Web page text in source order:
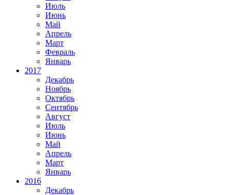
Июль
Июнь
Май
Апрель
Март
Февраль
Январь
2017
Декабрь
Ноябрь
Октябрь
Сентябрь
Август
Июль
Июнь
Май
Апрель
Март
Январь
2016
Декабрь